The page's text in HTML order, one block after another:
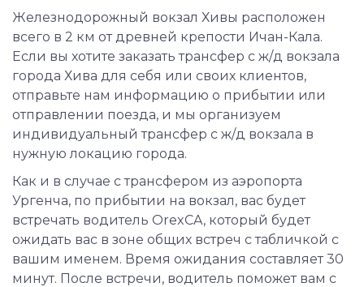
Железнодорожный вокзал Хивы расположен
всего в 2 км от древней крепости Ичан-Кала.
Если вы хотите заказать трансфер с ж/д вокзала
города Хива для себя или своих клиентов,
отправьте нам информацию о прибытии или
отправлении поезда, и мы организуем
индивидуальный трансфер с ж/д вокзала в
нужную локацию города.
Как и в случае с трансфером из аэропорта
Ургенча, по прибытии на вокзал, вас будет
встречать водитель OrexCA, который будет
ожидать вас в зоне общих встреч с табличкой с
вашим именем. Время ожидания составляет 30
минут. После встречи, водитель поможет вам с